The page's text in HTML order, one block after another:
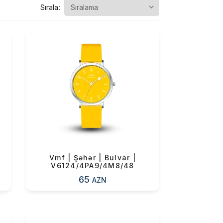
Sırala:
Vmf | Şəhər | Bulvar |
V6124/4PA9/4M8/48
65 AZN